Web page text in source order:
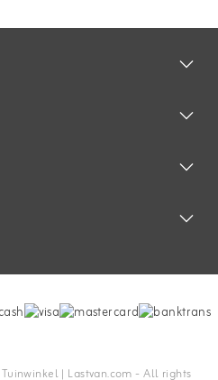
| Lastvan.com‎ - All rights